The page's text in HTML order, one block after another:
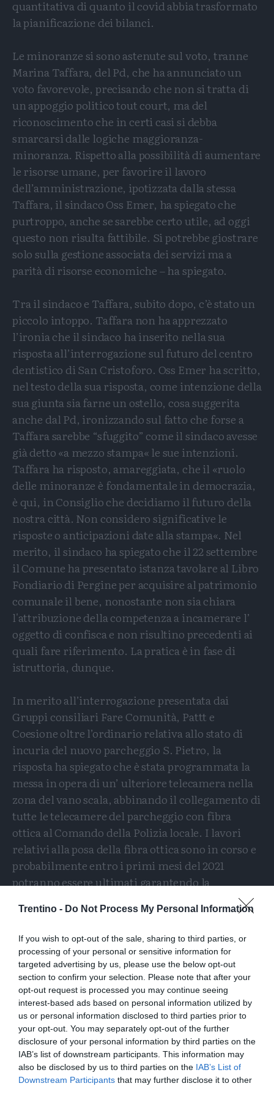
Trentino - Do Not Process My Personal Information
If you wish to opt-out of the sale, sharing to third parties, or
processing of your personal or sensitive information for
targeted advertising by us, please use the below opt-out
section to confirm your selection. Please note that after your
opt-out request is processed you may continue seeing
interest-based ads based on personal information utilized by
us or personal information disclosed to third parties prior to
your opt-out. You may separately opt-out of the further
disclosure of your personal information by third parties on the
IAB’s list of downstream participants. This information may
also be disclosed by us to third parties on the IAB’s List of
Downstream Participants that may further disclose it to other
quantitativa di quanto il covid abbia trasformato
la pianificazione dei bilanci.
Le minoranze si sono astenute sul voto, tranne
Marina Taffara, del Pd, che ha annunciato un
voto favorevole, precisando che non si tratta di
un appoggio politico tout court, ma del
riconoscimento che in certi casi si debba
smarcarsi dalle logiche maggioranza-
minoranza. Rispetto alla possibilità di aumentare
le risorse umane, per favorire il lavoro
dell’amministrazione, ipotizzata dalla stessa
Taffara, il sindaco Oss Emer, ha spiegato che
purtroppo, anche se sarebbe certo utile, ad oggi
questo non risulta fattibile. Si potrebbe giostrare
solo sulla gestione associata dei servizi ma a
parità di risorse economiche – ha spiegato.
Tra il sindaco e Taffara, subito dopo, c’è stato un
piccolo intoppo. Taffara non ha apprezzato
l’ironia che il sindaco ha inserito nella sua
risposta all’interrogazione sul futuro del centro
dentistico di San Cristoforo. Oss Emer ha scritto,
nel testo della sua risposta, come intenzione della
sua giunta sia farne un ostello, cosa suggerita
anche dal Pd, ironizzando sul fatto che forse a
Taffara sarebbe “sfuggito” come il sindaco avesse
già detto «a mezzo stampa« le sue intenzioni.
Taffara ha risposto, amareggiata, che il «ruolo
delle minoranze è fondamentale in democrazia,
è qui, in Consiglio che decidiamo il futuro della
nostra città. Non considero significative le
risposte o anticipazioni date alla stampa«. Nel
merito, il sindaco ha spiegato che il 22 settembre
il Comune ha presentato istanza tavolare al Libro
Fondiario di Pergine per acquisire al patrimonio
comunale il bene, nonostante non sia chiara
l'attribuzione della competenza a incamerare l’
oggetto di confisca e non risultino precedenti ai
quali fare riferimento. La pratica è in fase di
istruttoria, dunque.
In merito all’interrogazione presentata dai
Gruppi consiliari Fare Comunità, Pattt e
Coesione oltre l’ordinario relativa allo stato di
incuria del nuovo parcheggio S. Pietro, la
risposta ha spiegato che è stata programmata la
messa in opera di un’ ulteriore telecamera nella
zona del vano scala, abbinando il collegamento di
tutte le telecamere del parcheggio con fibra
ottica al Comando della Polizia locale. I lavori
relativi alla posa della fibra ottica sono in corso e
probabilmente entro i primi mesi del 2021
potranno essere ultimati garantendo la
trasmissione delle immagini alla Centrale della
Polizia locale.
©RIPRODUZIONE RISERVATA